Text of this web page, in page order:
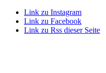
Link zu Instagram
Link zu Facebook
Link zu Rss dieser Seite